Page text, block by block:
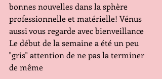
bonnes nouvelles dans la sphère
professionnelle et matérielle! Vénus
aussi vous regarde avec bienveillance
Le début de la semaine a été un peu
"gris" attention de ne pas la terminer
de même